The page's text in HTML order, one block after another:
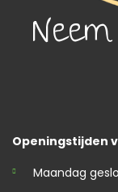
Openingstijden
Maandag